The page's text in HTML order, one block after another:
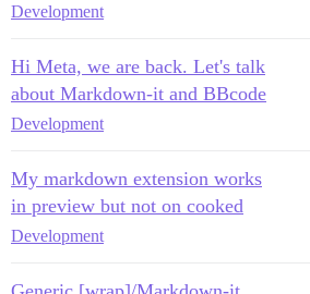
Development
Hi Meta, we are back. Let's talk
about Markdown-it and BBcode
Development
My markdown extension works
in preview but not on cooked
Development